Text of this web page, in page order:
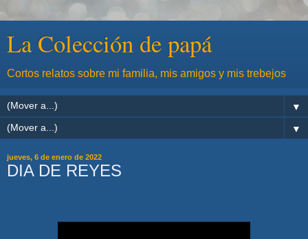
La Colección de papá
Cortos relatos sobre mi familia, mis amigos y mis trebejos
▼
▼
jueves, 6 de enero de 2022
DIA DE REYES